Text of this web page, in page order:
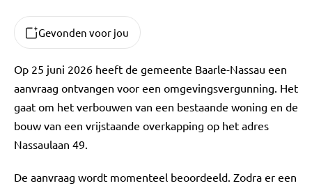
Gevonden voor jou
Op 25 juni 2026 heeft de gemeente Baarle-Nassau een
aanvraag ontvangen voor een omgevingsvergunning. Het
gaat om het verbouwen van een bestaande woning en de
bouw van een vrijstaande overkapping op het adres
Nassaulaan 49.
De aanvraag wordt momenteel beoordeeld. Zodra er een